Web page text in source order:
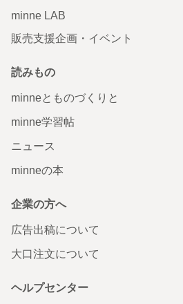
minne LAB
販売支援企画・イベント
読みもの
minneとものづくりと
minne学習帖
ニュース
minneの本
企業の方へ
広告出稿について
大口注文について
ヘルプセンター